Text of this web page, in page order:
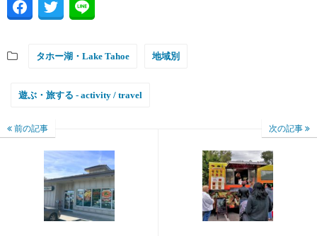
タホー湖・Lake Tahoe 地域別
遊ぶ・旅する - activity / travel
前の記事 次の記事